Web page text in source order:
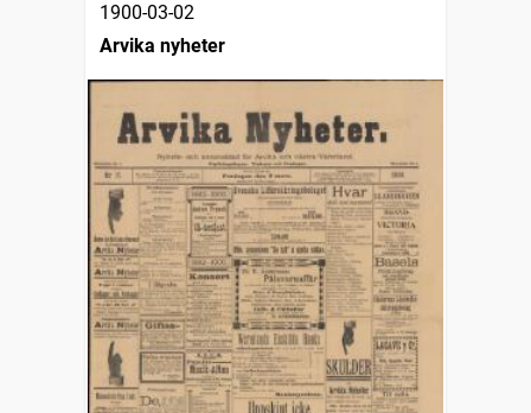
1900-03-02
Arvika nyheter